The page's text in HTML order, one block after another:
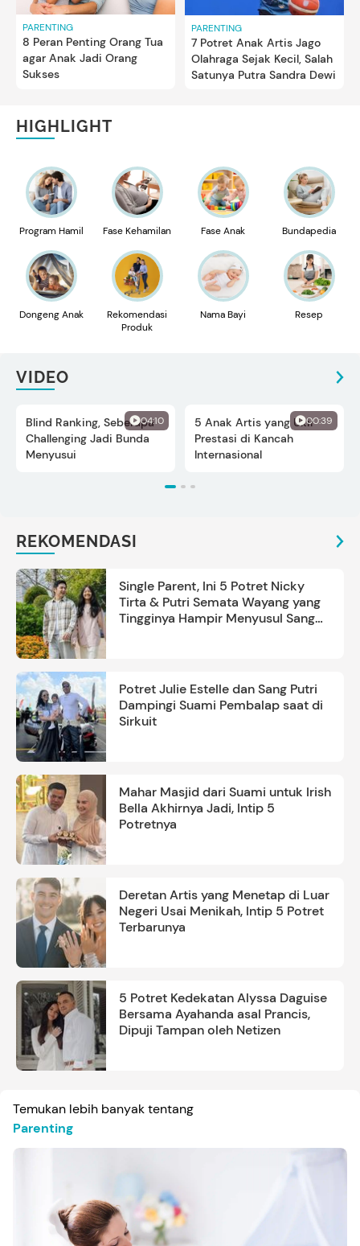
PARENTING
8 Peran Penting Orang Tua
agar Anak Jadi Orang
Sukses
PARENTING
7 Potret Anak Artis Jago
Olahraga Sejak Kecil, Salah
Satunya Putra Sandra Dewi
HIGHLIGHT
Program Hamil Fase Kehamilan Fase Anak Bundapedia
Dongeng Anak
Rekomendasi
Produk
Nama Bayi Resep
VIDEO
04:10
Blind Ranking, Seberapa
Challenging Jadi Bunda
Menyusui
00:39
5 Anak Artis yang Ukir
Prestasi di Kancah
Internasional
REKOMENDASI
Single Parent, Ini 5 Potret Nicky
Tirta & Putri Semata Wayang yang
Tingginya Hampir Menyusul Sang
Potret Julie Estelle dan Sang Putri
Dampingi Suami Pembalap saat di
Sirkuit
Mahar Masjid dari Suami untuk Irish
Bella Akhirnya Jadi, Intip 5
Potretnya
Deretan Artis yang Menetap di Luar
Negeri Usai Menikah, Intip 5 Potret
Terbarunya
5 Potret Kedekatan Alyssa Daguise
Bersama Ayahanda asal Prancis,
Dipuji Tampan oleh Netizen
Temukan lebih banyak tentang
Parenting